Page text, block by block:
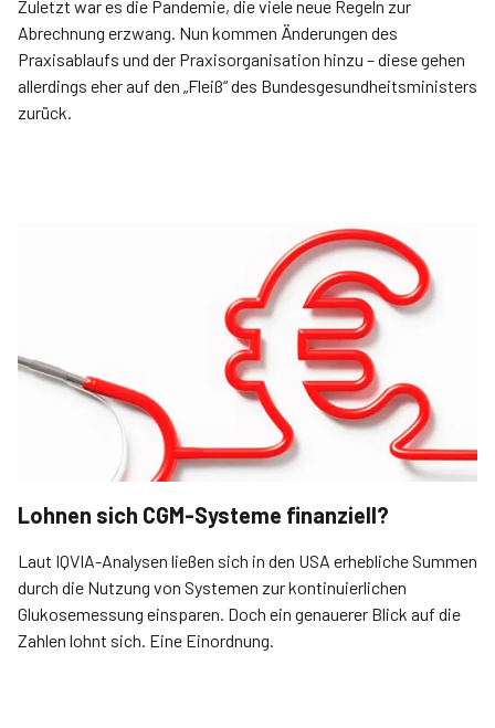
Zuletzt war es die Pandemie, die viele neue Regeln zur
Abrechnung erzwang. Nun kommen Änderungen des
Praxisablaufs und der Praxisorganisation hinzu – diese gehen
allerdings eher auf den „Fleiß“ des Bundesgesundheitsministers
zurück.
Lohnen sich CGM-Systeme finanziell?
Laut IQVIA-Analysen ließen sich in den USA erhebliche Summen
durch die Nutzung von Systemen zur kontinuierlichen
Glukosemessung einsparen. Doch ein genauerer Blick auf die
Zahlen lohnt sich. Eine Einordnung.